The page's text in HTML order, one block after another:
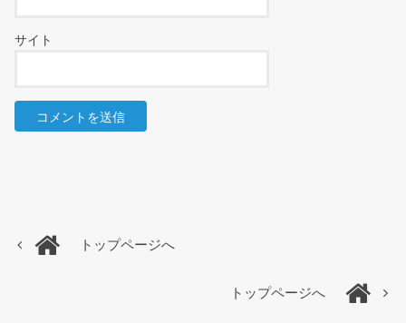
サイト
トップページへ
トップページへ